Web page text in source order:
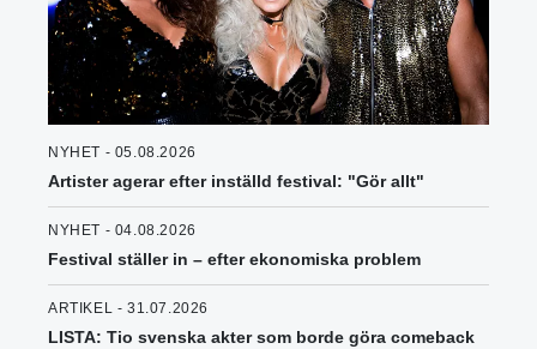
NYHET - 05.08.2026
Artister agerar efter inställd festival: "Gör allt"
NYHET - 04.08.2026
Festival ställer in – efter ekonomiska problem
ARTIKEL - 31.07.2026
LISTA: Tio svenska akter som borde göra comeback